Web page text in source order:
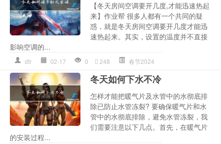
【冬天房间空调要开几度,才能迅速热起
来】作业帮 很多人都有一个共同的疑
惑，就是冬天房间空调要开几度才能迅
速热起来。其实，设置的温度并不直接
影响空调的...
dtr 02-17 0 248 春节2024
冬天如何下水不冷
怎样才能把暖气片及水管中的水彻底排
除已防止水管冻裂? 要确保暖气片和水
管中的水彻底排除，避免水管冻裂，我
们需要注意以下几点。首先，在暖气片
的安装过程...